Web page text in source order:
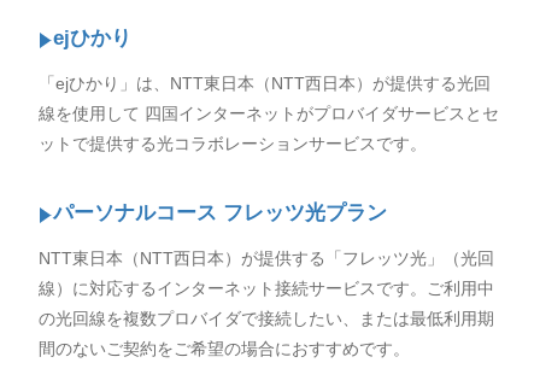
ejひかり
「ejひかり」は、NTT東日本（NTT西日本）が提供する光回
線を使用して 四国インターネットがプロバイダサービスとセ
ットで提供する光コラボレーションサービスです。
パーソナルコース フレッツ光プラン
NTT東日本（NTT西日本）が提供する「フレッツ光」（光回
線）に対応するインターネット接続サービスです。ご利用中
の光回線を複数プロバイダで接続したい、または最低利用期
間のないご契約をご希望の場合におすすめです。